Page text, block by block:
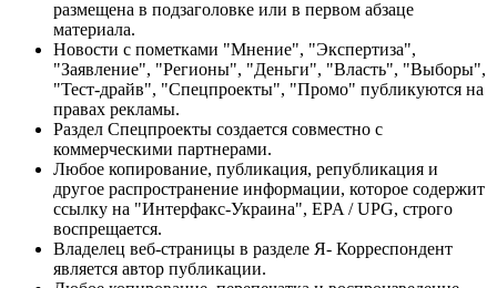
размещена в подзаголовке или в первом абзаце
материала.
Новости с пометками "Мнение", "Экспертиза",
"Заявление", "Регионы", "Деньги", "Власть", "Выборы",
"Тест-драйв", "Спецпроекты", "Промо" публикуются на
правах рекламы.
Раздел Спецпроекты создается совместно с
коммерческими партнерами.
Любое копирование, публикация, републикация и
другое распространение информации, которое содержит
ссылку на "Интерфакс-Украина", EPA / UPG, строго
воспрещается.
Владелец веб-страницы в разделе Я- Корреспондент
является автор публикации.